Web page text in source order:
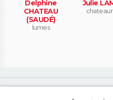
Delphine
CHATEAU
(SAUDÉ)
lumes
Julie